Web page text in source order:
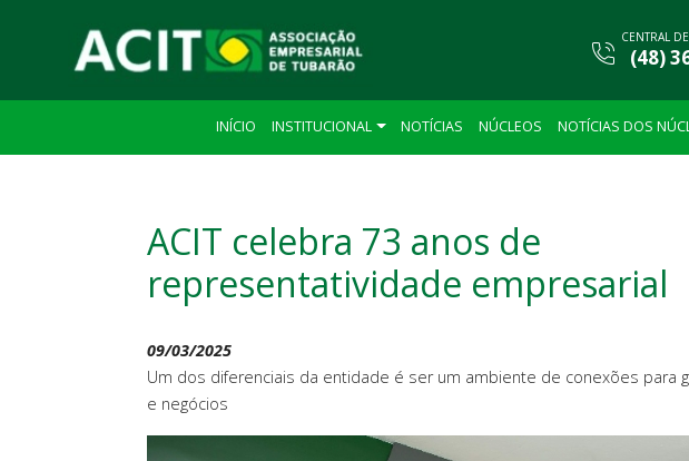
CENTRAL
(48)
INÍCIO INSTITUCIONAL NOTÍCIAS NÚCLEOS NOTÍCIAS DOS
ACIT celebra 73 anos de
representatividade empresarial
09/03/2025
Um dos diferenciais da entidade é ser um ambiente de conexões para
e negócios